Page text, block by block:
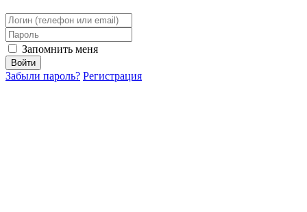
Запомнить меня
Забыли пароль? Регистрация